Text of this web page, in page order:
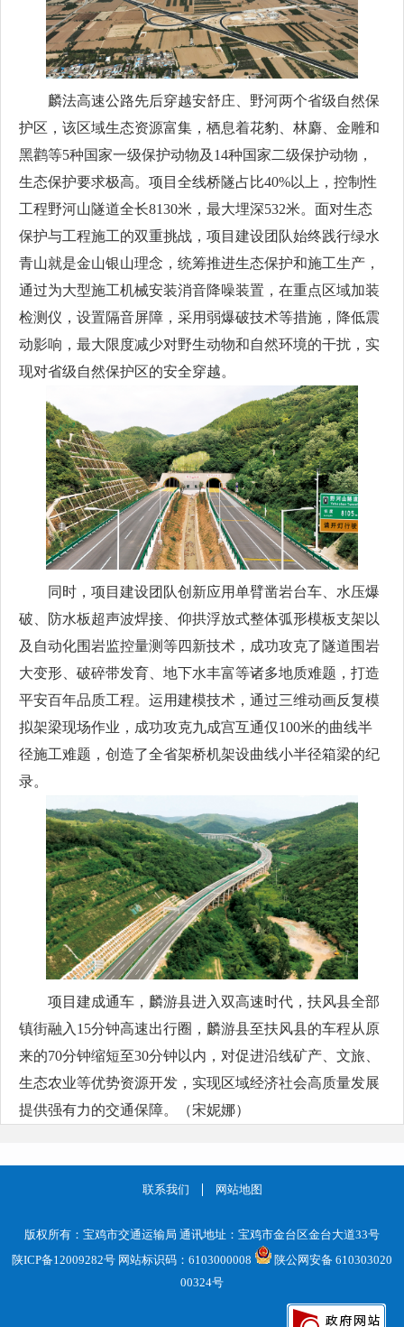
麟法高速公路先后穿越安舒庄、野河两个省级自然保
护区，该区域生态资源富集，栖息着花豹、林麝、金雕和
黑鹳等5种国家一级保护动物及14种国家二级保护动物，
生态保护要求极高。项目全线桥隧占比40%以上，控制性
工程野河山隧道全长8130米，最大埋深532米。面对生态
保护与工程施工的双重挑战，项目建设团队始终践行绿水
青山就是金山银山理念，统筹推进生态保护和施工生产，
通过为大型施工机械安装消音降噪装置，在重点区域加装
检测仪，设置隔音屏障，采用弱爆破技术等措施，降低震
动影响，最大限度减少对野生动物和自然环境的干扰，实
现对省级自然保护区的安全穿越。
同时，项目建设团队创新应用单臂凿岩台车、水压爆
破、防水板超声波焊接、仰拱浮放式整体弧形模板支架以
及自动化围岩监控量测等四新技术，成功攻克了隧道围岩
大变形、破碎带发育、地下水丰富等诸多地质难题，打造
平安百年品质工程。运用建模技术，通过三维动画反复模
拟架梁现场作业，成功攻克九成宫互通仅100米的曲线半
径施工难题，创造了全省架桥机架设曲线小半径箱梁的纪
录。
项目建成通车，麟游县进入双高速时代，扶风县全部
镇街融入15分钟高速出行圈，麟游县至扶风县的车程从原
来的70分钟缩短至30分钟以内，对促进沿线矿产、文旅、
生态农业等优势资源开发，实现区域经济社会高质量发展
提供强有力的交通保障。（宋妮娜）
联系我们 网站地图
版权所有：宝鸡市交通运输局 通讯地址：宝鸡市金台区金台大道33号
陕ICP备12009282号 网站标识码：6103000008
陕公网安备 610303020
00324号